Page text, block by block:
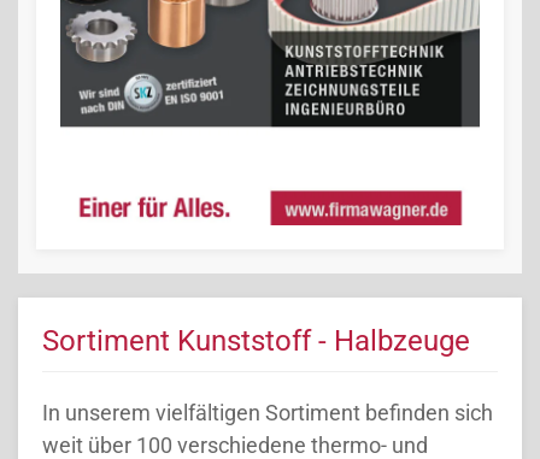
Sortiment Kunststoff - Halbzeuge
In unserem vielfältigen Sortiment befinden sich
weit über 100 verschiedene thermo- und